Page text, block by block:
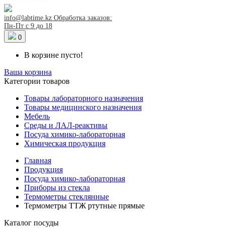
info@labtime.kz Обработка заказов:
Пн-Пт с 9 до 18
0
В корзине пусто!
Ваша корзина
Категории товаров
Товары лабораторного назначения
Товары медицинского назначения
Мебель
Среды и ЛАЛ-реактивы
Посуда химико-лабораторная
Химическая продукция
Главная
Продукция
Посуда химико-лабораторная
Приборы из стекла
Термометры стеклянные
Термометры ТТЖ ртутные прямые
Каталог посуды